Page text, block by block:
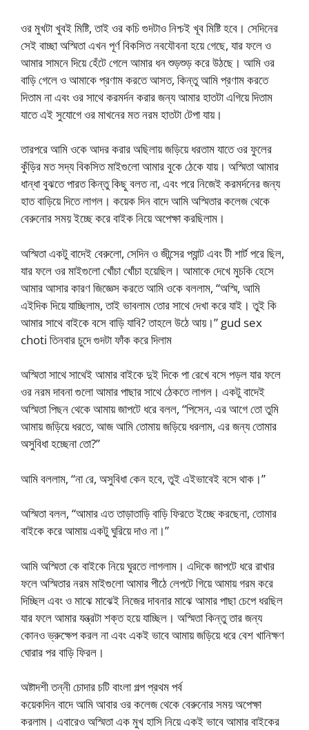
ওর মুখটা খুবই মিষ্টি, তাই ওর কচি গুদটাও নিশ্চই খূব মিষ্টি হবে। সেদিনের
সেই বাচ্ছা অস্মিতা এখন পূর্ণ বিকসিত নবযৌবনা হয়ে গেছে, যার ফলে ও
আমার সামনে দিয়ে হেঁটে গেলে আমার ধন শুড়শুড় করে উঠছে। আমি ওর
বাড়ি গেলে ও আমাকে প্রণাম করতে আসত, কিন্তু আমি প্রণাম করতে
দিতাম না এবং ওর সাথে করমর্দন করার জন্য আমার হাতটা এগিয়ে দিতাম
যাতে এই সুযোগে ওর মাখনের মত নরম হাতটা টেপা যায়।
তারপরে আমি ওকে আদর করার অছিলায় জড়িয়ে ধরতাম যাতে ওর ফুলের
কুঁড়ির মত সদ্য বিকসিত মাইগুলো আমার বুকে ঠেকে যায়। অস্মিতা আমার
ধান্ধা বুঝতে পারত কিন্তু কিছু বলত না, এবং পরে নিজেই করমর্দনের জন্য
হাত বাড়িয়ে দিতে লাগল। কয়েক দিন বাদে আমি অস্মিতার কলেজ থেকে
বেরুনোর সময় ইচ্ছে করে বাইক নিয়ে অপেক্ষা করছিলাম।
অস্মিতা একটু বাদেই বেরুলো, সেদিন ও জীন্সের প্যান্ট এবং টী শার্ট পরে ছিল,
যার ফলে ওর মাইগুলো খোঁচা খোঁচা হয়েছিল। আমাকে দেখে মুচকি হেসে
আমার আসার কারণ জিজ্ঞেস করতে আমি ওকে বললাম, “অস্মি, আমি
এইদিক দিয়ে যাচ্ছিলাম, তাই ভাবলাম তোর সাথে দেখা করে যাই। তুই কি
আমার সাথে বাইকে বসে বাড়ি যাবি? তাহলে উঠে আয়।” gud sex
choti তিনবার চুদে গুদটা ফাঁক করে দিলাম
অস্মিতা সাথে সাথেই আমার বাইকে দুই দিকে পা রেখে বসে পড়ল যার ফলে
ওর নরম দাবনা গুলো আমার পাছার সাথে ঠেকতে লাগল। একটু বাদেই
অস্মিতা পিছন থেকে আমায় জাপটে ধরে বলল, “পিসেন, এর আগে তো তুমি
আমায় জড়িয়ে ধরতে, আজ আমি তোমায় জড়িয়ে ধরলাম, এর জন্য তোমার
অসুবিধা হচ্ছেনা তো?”
আমি বললাম, “না রে, অসুবিধা কেন হবে, তুই এইভাবেই বসে থাক।”
অস্মিতা বলল, “আমার এত তাড়াতাড়ি বাড়ি ফিরতে ইচ্ছে করছেনা, তোমার
বাইকে করে আমায় একটু ঘুরিয়ে দাও না।”
আমি অস্মিতা কে বাইকে নিয়ে ঘুরতে লাগলাম। এদিকে জাপটে ধরে রাখার
ফলে অস্মিতার নরম মাইগুলো আমার পীঠে লেপটে গিয়ে আমায় গরম করে
দিচ্ছিল এবং ও মাঝে মাঝেই নিজের দাবনার মাঝে আমার পাছা চেপে ধরছিল
যার ফলে আমার যন্ত্রটা শক্ত হয়ে যাচ্ছিল। অস্মিতা কিন্তু তার জন্য
কোনও ভ্রুক্ষেপ করল না এবং একই ভাবে আমায় জড়িয়ে ধরে বেশ খানিক্ষণ
ঘোরার পর বাড়ি ফিরল।
অষ্টাদশী তন্নী চোদার চটি বাংলা গল্প প্রথম পর্ব
কয়েকদিন বাদে আমি আবার ওর কলেজ থেকে বেরুনোর সময় অপেক্ষা
করলাম। এবারেও অস্মিতা এক মুখ হাসি নিয়ে একই ভাবে আমার বাইকের